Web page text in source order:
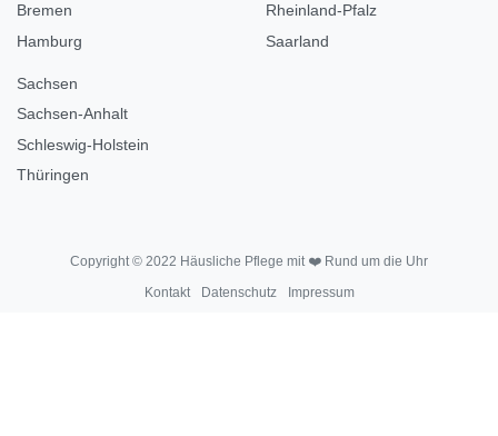
Bremen
Hamburg
Rheinland-Pfalz
Saarland
Sachsen
Sachsen-Anhalt
Schleswig-Holstein
Thüringen
Copyright © 2022 Häusliche Pflege mit ❤️ Rund um die Uhr
Kontakt
Datenschutz Impressum